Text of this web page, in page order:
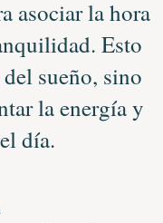
asociar la hora
Esto
sueño, sino
la energía y
día.